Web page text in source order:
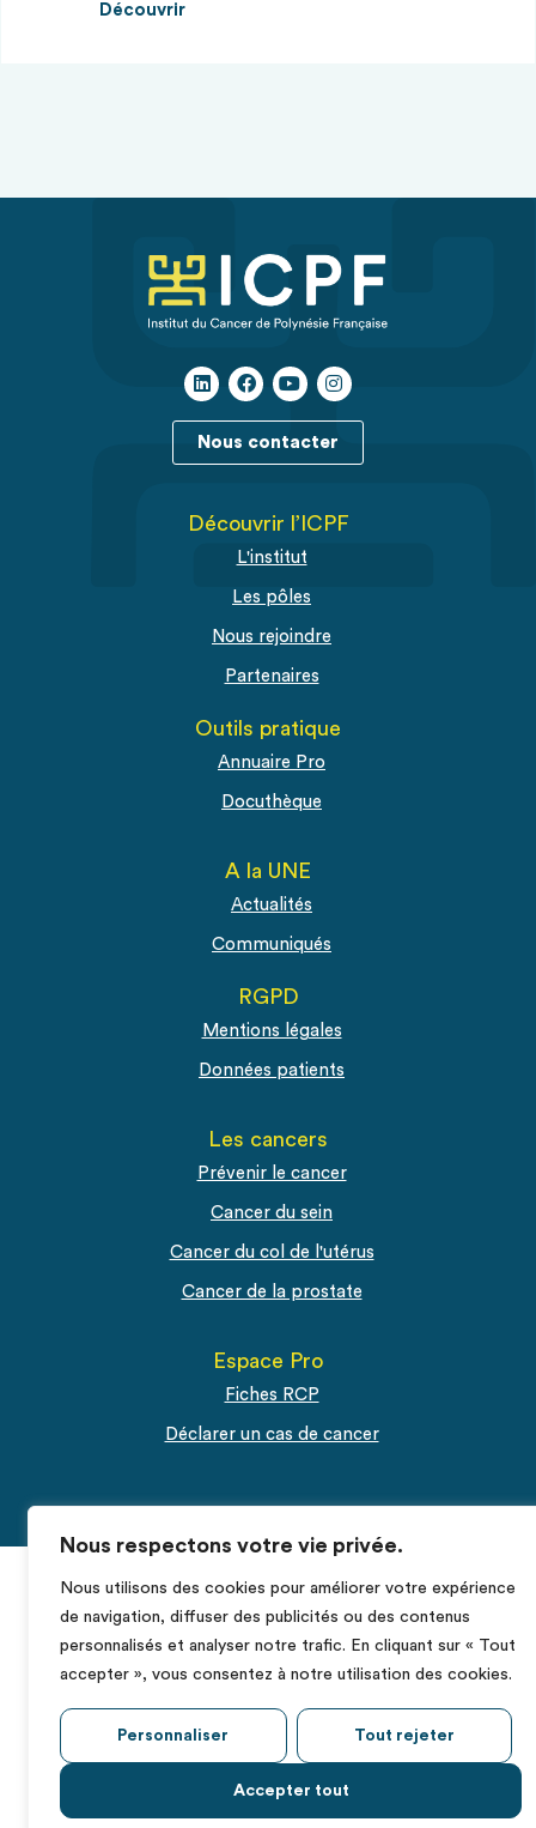
Nous respectons votre vie privée.
Nous utilisons des cookies pour améliorer votre expérience
de navigation, diffuser des publicités ou des contenus
personnalisés et analyser notre trafic. En cliquant sur « Tout
accepter », vous consentez à notre utilisation des cookies.
Personnaliser Tout rejeter
Accepter tout
Découvrir
Nous contacter
Découvrir l’ICPF
L'institut
Les pôles
Nous rejoindre
Partenaires
Outils pratique
Annuaire Pro
Docuthèque
A la UNE
Actualités
Communiqués
RGPD
Mentions légales
Données patients
Les cancers
Prévenir le cancer
Cancer du sein
Cancer du col de l'utérus
Cancer de la prostate
Espace Pro
Fiches RCP
Déclarer un cas de cancer